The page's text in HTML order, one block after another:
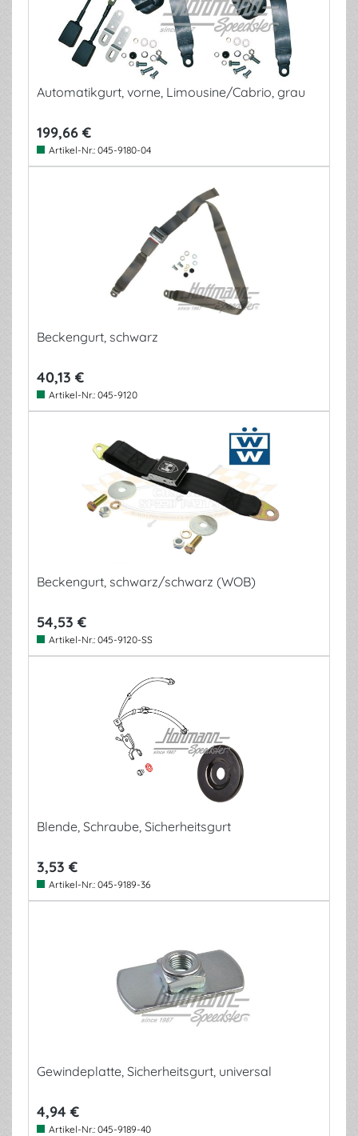
Automatikgurt, vorne, Limousine/Cabrio, grau
199,66 €
Artikel-Nr.: 045-9180-04
Beckengurt, schwarz
40,13 €
Artikel-Nr.: 045-9120
Beckengurt, schwarz/schwarz (WOB)
54,53 €
Artikel-Nr.: 045-9120-SS
Blende, Schraube, Sicherheitsgurt
3,53 €
Artikel-Nr.: 045-9189-36
Gewindeplatte, Sicherheitsgurt, universal
4,94 €
Artikel-Nr.: 045-9189-40